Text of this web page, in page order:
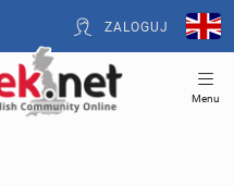
ZALOGUJ
Menu